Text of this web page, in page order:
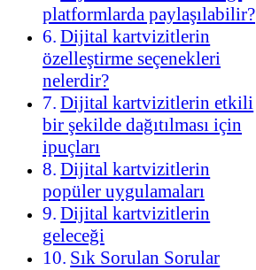
platformlarda paylaşılabilir?
Dijital kartvizitlerin
özelleştirme seçenekleri
nelerdir?
Dijital kartvizitlerin etkili
bir şekilde dağıtılması için
ipuçları
Dijital kartvizitlerin
popüler uygulamaları
Dijital kartvizitlerin
geleceği
Sık Sorulan Sorular